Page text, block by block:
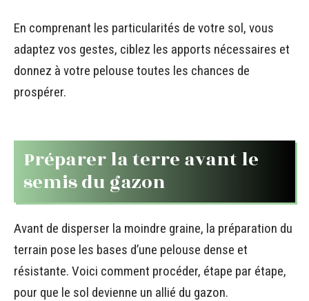
En comprenant les particularités de votre sol, vous
adaptez vos gestes, ciblez les apports nécessaires et
donnez à votre pelouse toutes les chances de
prospérer.
Préparer la terre avant le
semis du gazon
Avant de disperser la moindre graine, la préparation du
terrain pose les bases d’une pelouse dense et
résistante. Voici comment procéder, étape par étape,
pour que le sol devienne un allié du gazon.